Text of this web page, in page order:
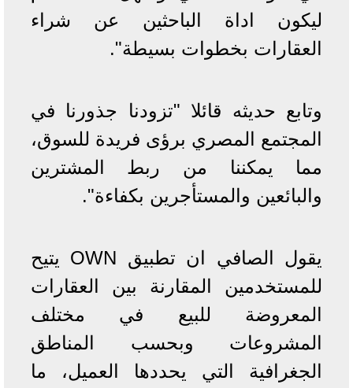
ليكون اداة الباحثين عن شراء
العقارات بخطوات بسيطة".
وتابع حديثه قائلا "تزودنا جذورنا في
المجتمع المصري برؤى فريدة للسوق،
مما يمكننا من ربط المشترين
والبائعين والمستأجرين بكفاءة".
يقول الصافي ان تطبيق OWN يتيح
للمستخدمين المقارنة بين العقارات
المعروضة للبيع في مختلف
المشروعات وبحسب المناطق
الجغرافية التي يحددها العميل، ما